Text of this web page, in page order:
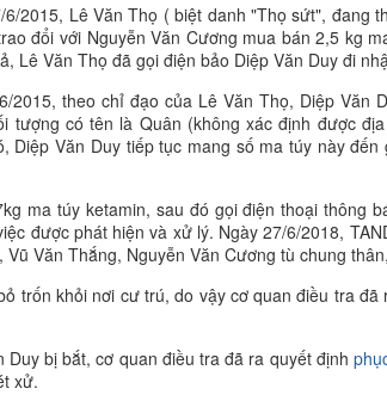
2015, Lê Văn Thọ ( biệt danh "Thọ sứt", đang
đổi với Nguyễn Văn Cương mua bán 2,5 kg
Lê Văn Thọ đã gọi điện bảo Diệp Văn Duy đi
2015, theo chỉ đạo của Lê Văn Thọ, Diệp Văn
tượng có tên là Quân (không xác định được
Diệp Văn Duy tiếp tục mang số ma túy này
ma túy ketamin, sau đó gọi điện thoại thông
được phát hiện và xử lý. Ngày 27/6/2018,
Văn Thắng, Nguyễn Văn Cương tù chung
trốn khỏi nơi cư trú, do vậy cơ quan điều tra
Duy bị bắt, cơ quan điều tra đã ra quyết định
xử.